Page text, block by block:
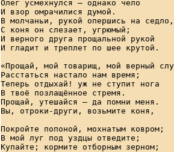
Олег усмехнулся — однако чело
И взор омрачилися думой.
В молчаньи, рукой опершись на
С коня он слезает, угрюмый;
И верного друга прощальной
И гладит и треплет по шее
«Прощай, мой товарищ, мой
Расстаться настало нам время;
Теперь отдыхай! уж не ступит
В твоё позлащённое стремя.
Прощай, утешайся — да помни
Вы, отроки-други, возьмите
Покройте попоной, мохнатым
В мой луг под уздцы отведите;
Купайте; кормите отборным